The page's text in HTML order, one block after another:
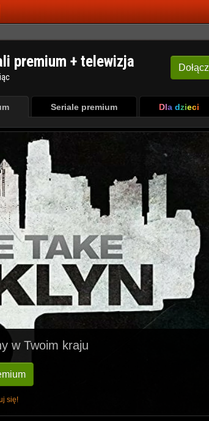
Dołącz
premium + telewizja
Seriale premium Dla dzieci
w Twoim kraju
się!